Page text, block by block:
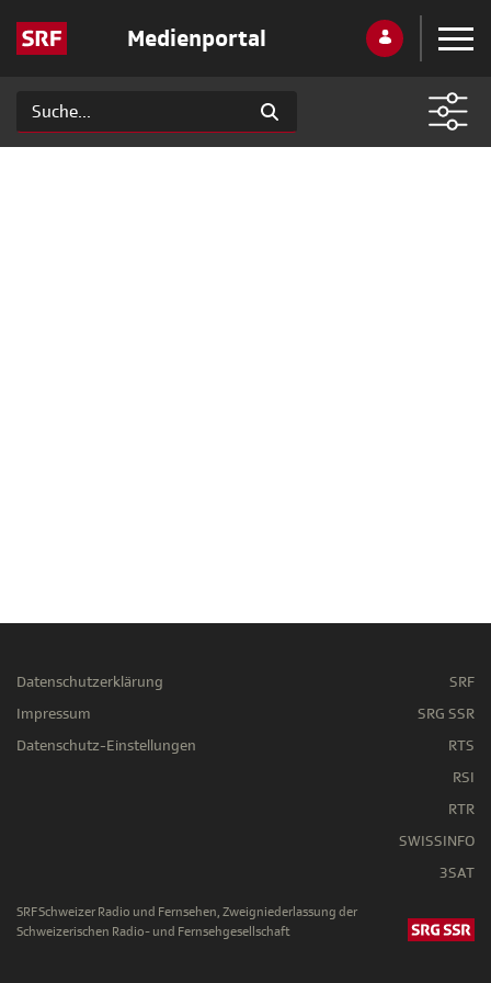
Medienportal
Datenschutzerklärung
Impressum
Datenschutz-Einstellungen
SRF
SRG SSR
RTS
RSI
RTR
SWISSINFO
3SAT
SRF Schweizer Radio und Fernsehen, Zweigniederlassung der
Schweizerischen Radio- und Fernsehgesellschaft